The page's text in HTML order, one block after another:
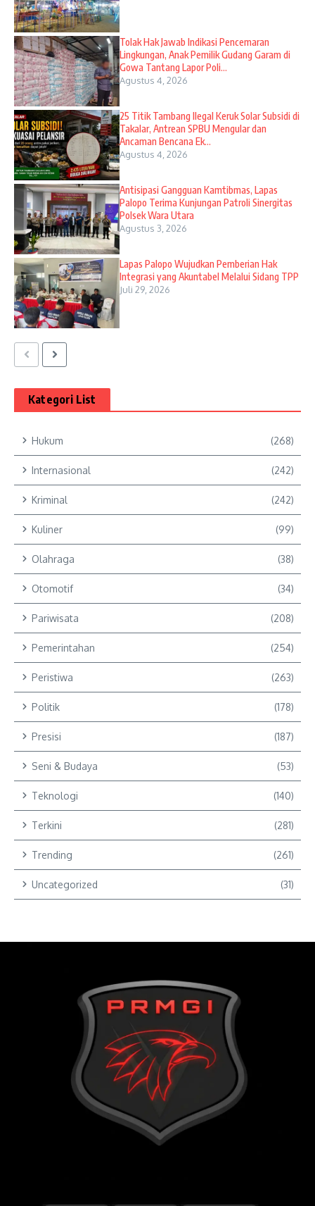
Tolak Hak Jawab Indikasi Pencemaran
Lingkungan, Anak Pemilik Gudang Garam di
Gowa Tantang Lapor Poli...
Agustus 4, 2026
25 Titik Tambang Ilegal Keruk Solar Subsidi di
Takalar, Antrean SPBU Mengular dan
Ancaman Bencana Ek...
Agustus 4, 2026
Antisipasi Gangguan Kamtibmas, Lapas
Palopo Terima Kunjungan Patroli Sinergitas
Polsek Wara Utara
Agustus 3, 2026
Lapas Palopo Wujudkan Pemberian Hak
Integrasi yang Akuntabel Melalui Sidang TPP
Juli 29, 2026
Kategori List
Hukum (268)
Internasional (242)
Kriminal (242)
Kuliner (99)
Olahraga (38)
Otomotif (34)
Pariwisata (208)
Pemerintahan (254)
Peristiwa (263)
Politik (178)
Presisi (187)
Seni & Budaya (53)
Teknologi (140)
Terkini (281)
Trending (261)
Uncategorized (31)